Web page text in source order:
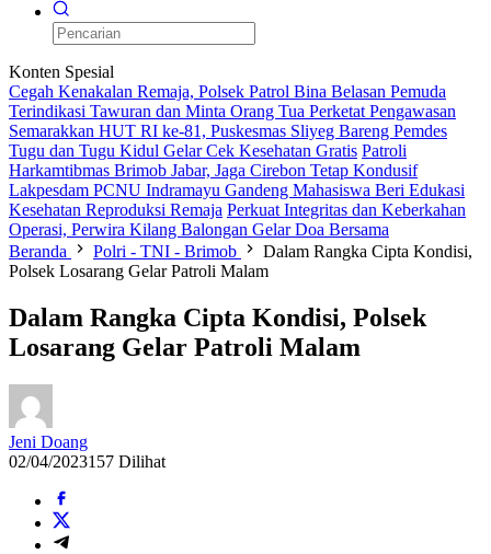
Konten Spesial
Cegah Kenakalan Remaja, Polsek Patrol Bina Belasan Pemuda
Terindikasi Tawuran dan Minta Orang Tua Perketat Pengawasan
Semarakkan HUT RI ke-81, Puskesmas Sliyeg Bareng Pemdes
Tugu dan Tugu Kidul Gelar Cek Kesehatan Gratis Patroli
Harkamtibmas Brimob Jabar, Jaga Cirebon Tetap Kondusif
Lakpesdam PCNU Indramayu Gandeng Mahasiswa Beri Edukasi
Kesehatan Reproduksi Remaja Perkuat Integritas dan Keberkahan
Operasi, Perwira Kilang Balongan Gelar Doa Bersama
Beranda
Polri - TNI - Brimob
Dalam Rangka Cipta Kondisi,
Polsek Losarang Gelar Patroli Malam
Dalam Rangka Cipta Kondisi, Polsek
Losarang Gelar Patroli Malam
Jeni Doang
02/04/2023157 Dilihat